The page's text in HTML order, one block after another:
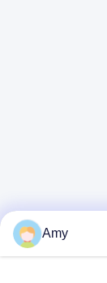
Amy